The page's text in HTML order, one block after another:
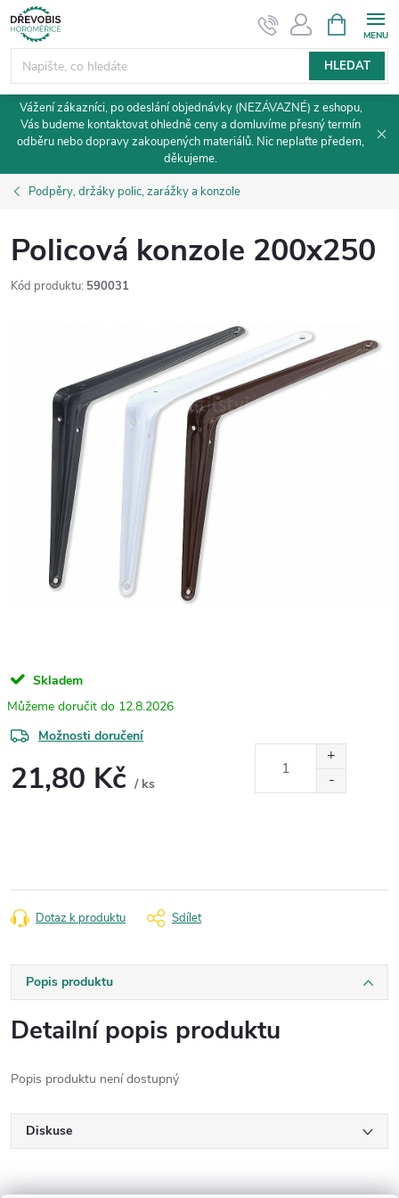
Přejít
na
obsah
HLEDAT
NÁKUPNÍ
KOŠÍK
Vážení zákazníci, po odeslání objednávky (NEZÁVAZNÉ) z eshopu,
Vás budeme kontaktovat ohledně ceny a domluvíme přesný termín
odběru nebo dopravy zakoupených materiálů. Nic neplaťte předem,
děkujeme.
Podpěry, držáky polic, zarážky a konzole
Policová konzole 200x250
Kód produktu: 590031
Skladem
12.8.2026
Možnosti doručení
21,80 Kč / ks
Dotaz k produktu Sdílet
Popis produktu
Detailní popis produktu
Popis produktu není dostupný
Diskuse